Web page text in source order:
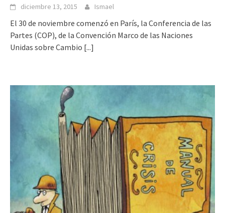
diciembre 13, 2015 Ismael
El 30 de noviembre comenzó en París, la Conferencia de las
Partes (COP), de la Convención Marco de las Naciones
Unidas sobre Cambio [...]